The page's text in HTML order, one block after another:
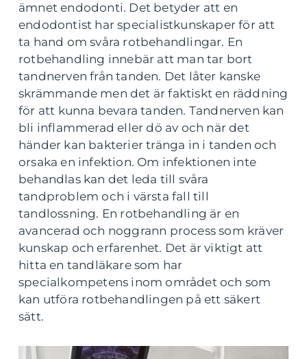
ämnet endodonti. Det betyder att en
endodontist har specialistkunskaper för att
ta hand om svåra rotbehandlingar. En
rotbehandling innebär att man tar bort
tandnerven från tanden. Det låter kanske
skrämmande men det är faktiskt en räddning
för att kunna bevara tanden. Tandnerven kan
bli inflammerad eller dö av och när det
händer kan bakterier tränga in i tanden och
orsaka en infektion. Om infektionen inte
behandlas kan det leda till svåra
tandproblem och i värsta fall till
tandlossning. En rotbehandling är en
avancerad och noggrann process som kräver
kunskap och erfarenhet. Det är viktigt att
hitta en tandläkare som har
specialkompetens inom området och som
kan utföra rotbehandlingen på ett säkert
sätt.